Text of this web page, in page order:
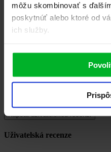
môžu skombinovať s
poskytnúť alebo ktoré od
ich služby.
Produktový list
Inštukcie pre používanie...
PDF, 115.79 KB
Buďte první, kdo produkt VMT
Napsat uživatelskou recenzi
Uživatelská recenze